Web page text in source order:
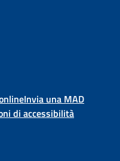
Invia una MAD
di accessibilità